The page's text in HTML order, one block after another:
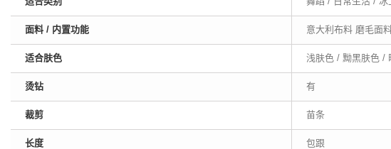
面料 / 内置功能 意大利布料 磨毛面
适合肤色 浅肤色 / 黝黑肤色 /
烫钻 有
裁剪 苗条
长度 包跟